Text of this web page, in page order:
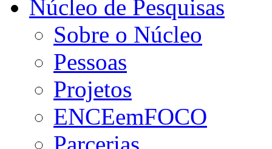
Núcleo de Pesquisas
Sobre o Núcleo
Pessoas
Projetos
ENCEemFOCO
Parcerias